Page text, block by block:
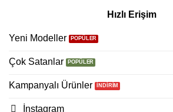
Hızlı Erişim
Yeni Modeller
Çok Satanlar
Kampanyalı Ürünler
İnstagram